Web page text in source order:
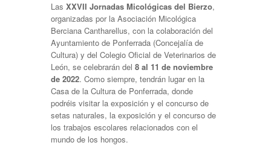
Las XXVII Jornadas Micológicas del Bierzo,
organizadas por la Asociación Micológica
Berciana Cantharellus, con la colaboración del
Ayuntamiento de Ponferrada (Concejalía de
Cultura) y del Colegio Oficial de Veterinarios de
León, se celebrarán del 8 al 11 de noviembre
de 2022. Como siempre, tendrán lugar en la
Casa de la Cultura de Ponferrada, donde
podréis visitar la exposición y el concurso de
setas naturales, la exposición y el concurso de
los trabajos escolares relacionados con el
mundo de los hongos.